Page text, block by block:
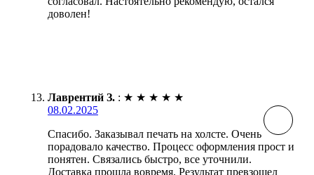
доволен!
Лаврентий З. : ★ ★ ★ ★ ★
08.02.2025
Спасибо. Заказывал печать на холсте. Очень
порадовало качество. Процесс оформления прост и
понятен. Связались быстро, все уточнили.
Доставка прошла вовремя. Результат превзошел